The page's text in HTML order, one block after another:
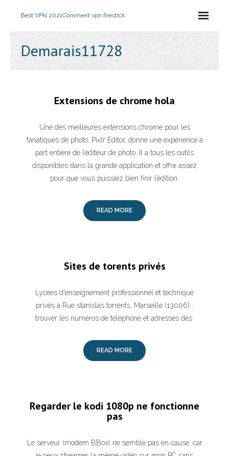
Best VPN 2021Comment vpn firestick
Demarais11728
Extensions de chrome hola
Une des meilleures extensions chrome pour les
fanatiques de photo, Pixlr Editor, donne une expérience à
part entière de l’éditeur de photo. Il a tous les outils
disponibles dans la grande application et offre assez
pour que vous puissiez bien finir l’édition.
READ MORE
Sites de torents privés
Lycées d'enseignement professionnel et technique
privés à Rue stanislas torrents, Marseille (13006) :
trouver les numéros de téléphone et adresses des
READ MORE
Regarder le kodi 1080p ne fonctionne
pas
Le serveur (modem BBox) ne semble pas en cause, car